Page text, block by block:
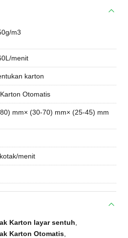
m3
menit
karton
Otomatis
mm× (30-70) mm× (25-45) mm
menit
Karton layar sentuh
Karton Otomatis